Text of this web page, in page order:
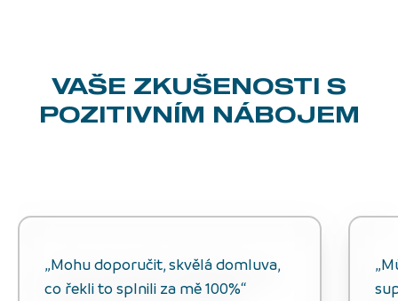
VAŠE ZKUŠENOSTI S
POZITIVNÍM NÁBOJEM
„Mohu doporučit, skvělá domluva,
co řekli to splnili za mě 100%“